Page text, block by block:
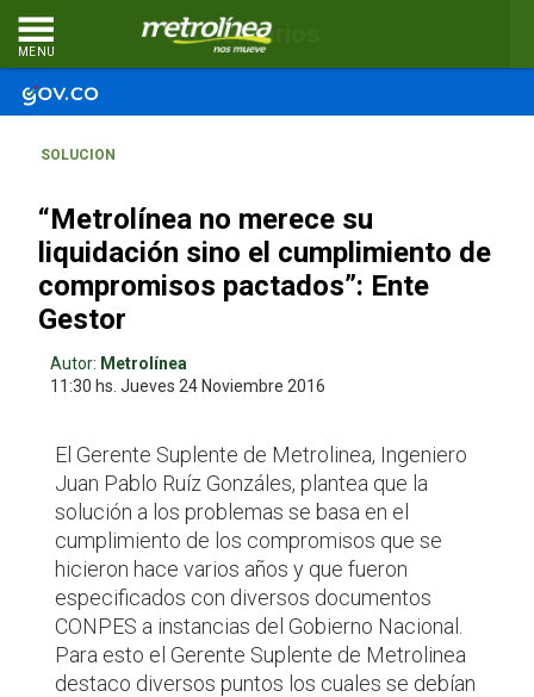
MENU
SOLUCION
“Metrolínea no merece su
liquidación sino el cumplimiento de
compromisos pactados”: Ente
Gestor
Autor: Metrolínea
11:30 hs. Jueves 24 Noviembre 2016
El Gerente Suplente de Metrolinea, Ingeniero
Juan Pablo Ruíz Gonzáles, plantea que la
solución a los problemas se basa en el
cumplimiento de los compromisos que se
hicieron hace varios años y que fueron
especificados con diversos documentos
CONPES a instancias del Gobierno Nacional.
Para esto el Gerente Suplente de Metrolinea
destaco diversos puntos los cuales se debían
Comentarios